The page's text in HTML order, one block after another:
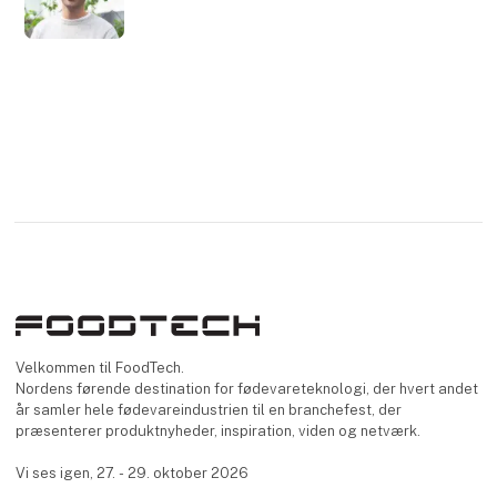
Velkommen til FoodTech.
Nordens førende destination for fødevareteknologi, der hvert andet
år samler hele fødevareindustrien til en branchefest, der
præsenterer produktnyheder, inspiration, viden og netværk.
Vi ses igen, 27. - 29. oktober 2026